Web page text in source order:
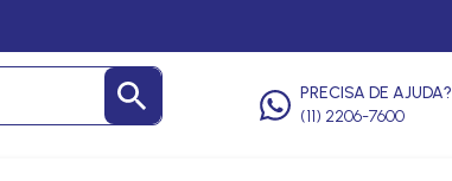
PRECISA DE AJUDA?
(11) 2206-7600